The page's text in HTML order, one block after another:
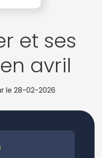
et ses
avril
le 28-02-2026